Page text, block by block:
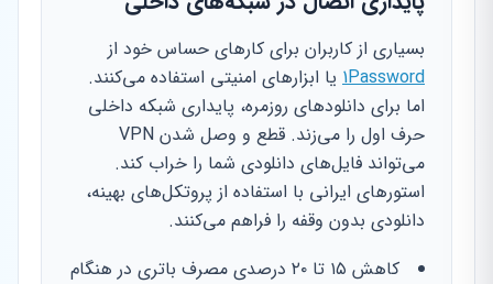
بسیاری از کاربران برای کارهای حساس خود از
1Password یا ابزارهای امنیتی استفاده می‌کنند.
اما برای دانلودهای روزمره، پایداری شبکه داخلی
حرف اول را می‌زند. قطع و وصل شدن VPN
می‌تواند فایل‌های دانلودی شما را خراب کند.
استورهای ایرانی با استفاده از پروتکل‌های بهینه،
دانلودی بدون وقفه را فراهم می‌کنند.
کاهش ۱۵ تا ۲۰ درصدی مصرف باتری در هنگام